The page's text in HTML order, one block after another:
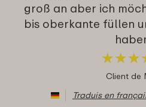
groß an aber ich
bis oberkante füllen
★★★
★★★
Client de
Traduis en